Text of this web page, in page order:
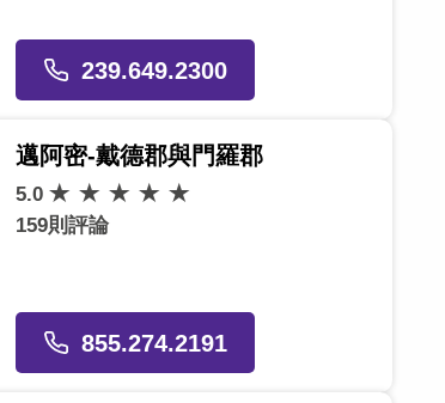
239.649.2300
邁阿密-戴德郡與門羅郡
5.0
159則評論
855.274.2191